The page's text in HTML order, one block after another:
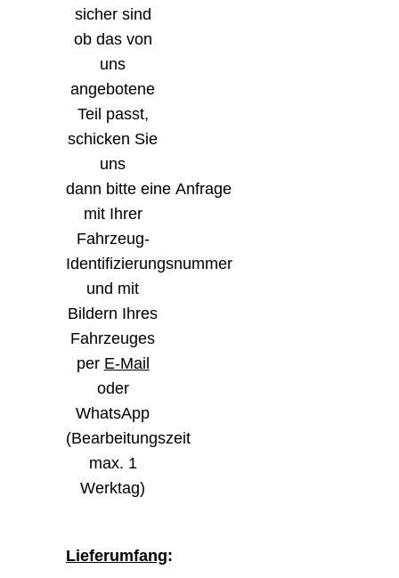
sicher sind
ob das von
uns
angebotene
Teil passt,
schicken Sie
uns
dann bitte eine Anfrage
mit Ihrer
Fahrzeug-
Identifizierungsnummer
und mit
Bildern Ihres
Fahrzeuges
per E-Mail
oder
WhatsApp
(Bearbeitungszeit
max. 1
Werktag)
Lieferumfang: